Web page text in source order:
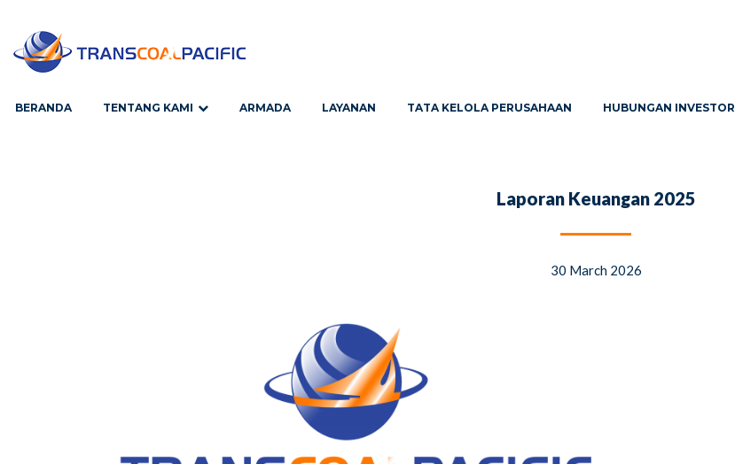
BERANDA TENTANG KAMI ARMADA LAYANAN TATA KELOLA PERUSAHAAN HUBUNGAN INVESTOR
Laporan Keuangan 2025
30 March 2026